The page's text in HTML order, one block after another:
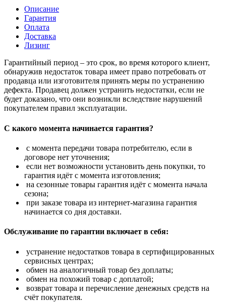
Описание
Гарантия
Оплата
Доставка
Лизинг
Гарантийный период – это срок, во время которого клиент,
обнаружив недостаток товара имеет право потребовать от
продавца или изготовителя принять меры по устранению
дефекта. Продавец должен устранить недостатки, если не
будет доказано, что они возникли вследствие нарушений
покупателем правил эксплуатации.
С какого момента начинается гарантия?
с момента передачи товара потребителю, если в
договоре нет уточнения;
если нет возможности установить день покупки, то
гарантия идёт с момента изготовления;
на сезонные товары гарантия идёт с момента начала
сезона;
при заказе товара из интернет-магазина гарантия
начинается со дня доставки.
Обслуживание по гарантии включает в себя:
устранение недостатков товара в сертифицированных
сервисных центрах;
обмен на аналогичный товар без доплаты;
обмен на похожий товар с доплатой;
возврат товара и перечисление денежных средств на
счёт покупателя.